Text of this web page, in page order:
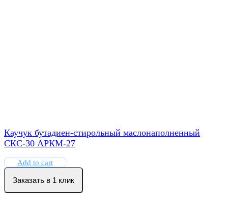
Каучук бутадиен-стирольный маслонаполненный
СКС-30 АРКМ-27
Add to cart
Заказать в 1 клик